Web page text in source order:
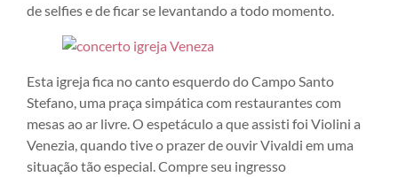
de selfies e de ficar se levantando a todo momento.
Esta igreja fica no canto esquerdo do Campo Santo
Stefano, uma praça simpática com restaurantes com
mesas ao ar livre. O espetáculo a que assisti foi Violini a
Venezia, quando tive o prazer de ouvir Vivaldi em uma
situação tão especial. Compre seu ingresso